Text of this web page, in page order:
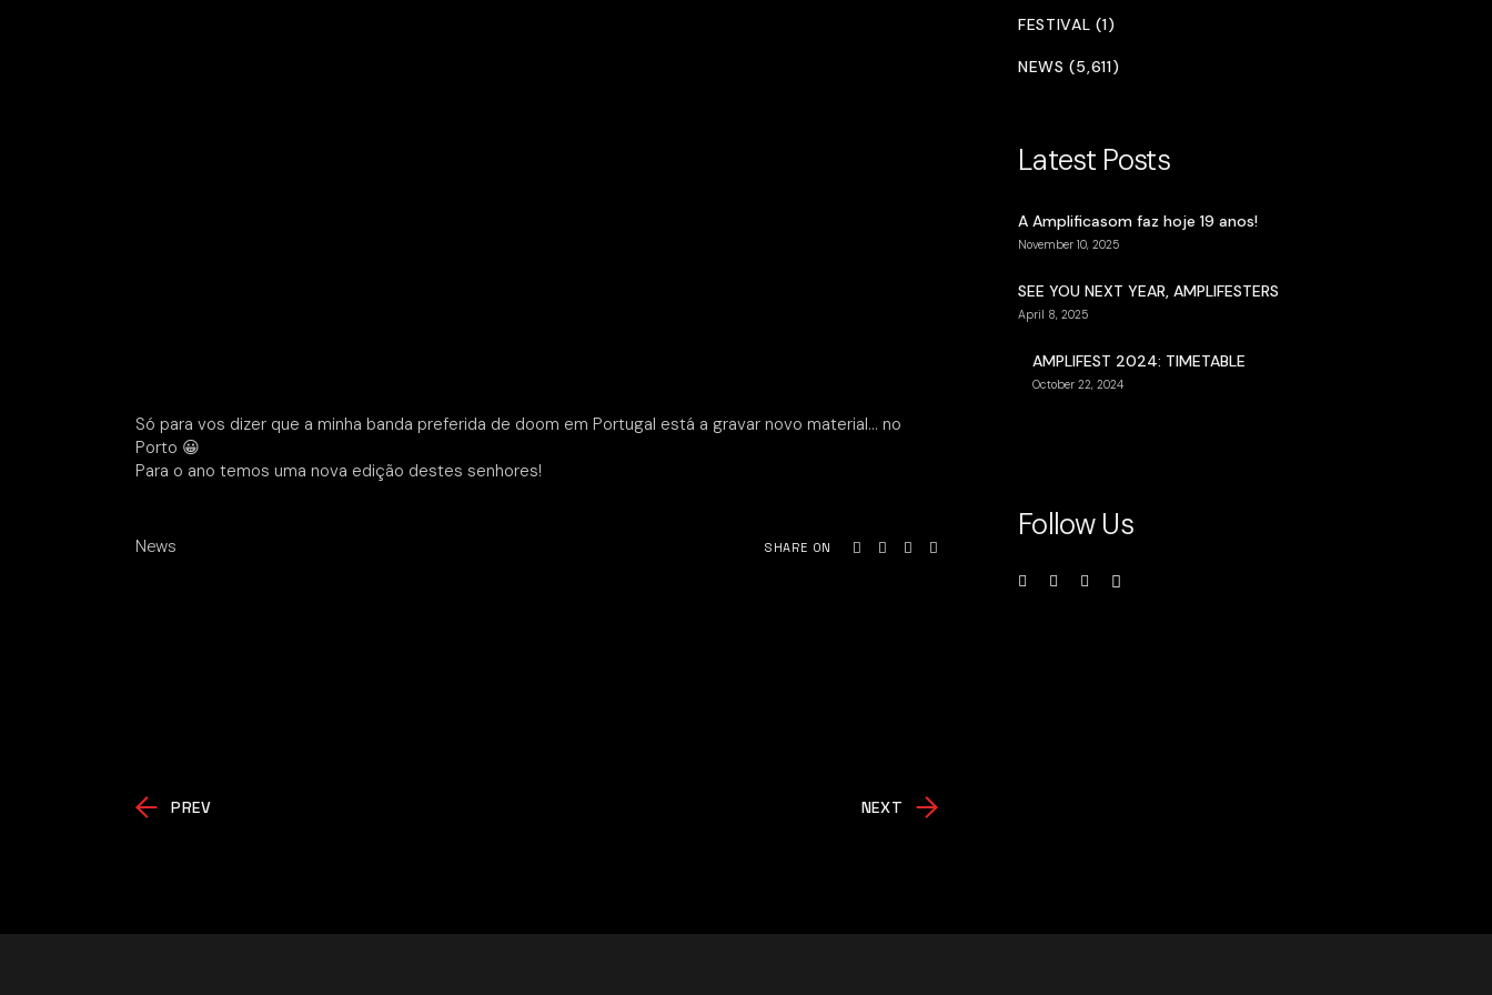
Só para vos dizer que a minha banda preferida de doom em Portugal está a gravar novo material… no
Porto 😀
Para o ano temos uma nova edição destes senhores!
News SHARE ON
PREV NEXT
FESTIVAL (1)
NEWS (5,611)
Latest Posts
A Amplificasom faz hoje 19 anos!
November 10, 2025
SEE YOU NEXT YEAR, AMPLIFESTERS
April 8, 2025
AMPLIFEST 2024: TIMETABLE
October 22, 2024
Follow Us